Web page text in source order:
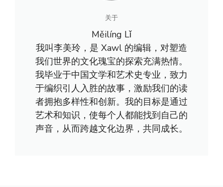
关于
Měilíng Lǐ
我叫李美玲，是 Xawl 的编辑，对塑造
我们世界的文化瑰宝的探索充满热情。
我毕业于中国文学和艺术史专业，致力
于编织引人入胜的故事，激励我们的读
者拥抱多样性和创新。我的目标是通过
艺术和知识，使每个人都能找到自己的
声音，从而跨越文化边界，共同成长。